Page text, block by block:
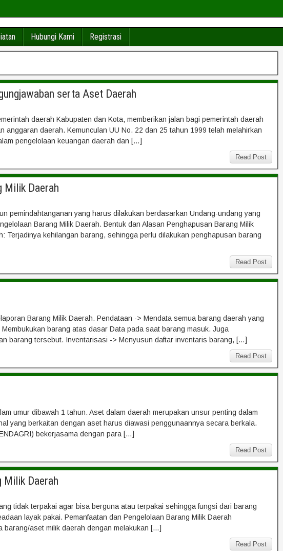
Hubungi Kami Registrasi
serta Aset Daerah
daerah Kabupaten dan Kota, memberikan jalan bagi pemerintah daerah
daerah. Kemunculan UU No. 22 dan 25 tahun 1999 telah melahirkan
pengelolaan keuangan daerah dan […]
Read Post
Milik Daerah
pemindahtanganan yang harus dilakukan berdasarkan Undang-undang yang
Barang Milik Daerah. Bentuk dan Alasan Penghapusan Barang Milik
kehilangan barang, sehingga perlu dilakukan penghapusan barang
Read Post
Barang Milik Daerah. Pendataan -> Mendata semua barang daerah yang
barang atas dasar Data pada saat barang masuk. Juga
barang tersebut. Inventarisasi -> Menyusun daftar inventaris barang, […]
Read Post
umur dibawah 1 tahun. Aset dalam daerah merupakan unsur penting dalam
yang berkaitan dengan aset harus diawasi penggunaannya secara berkala.
bekerjasama dengan para […]
Read Post
Milik Daerah
tidak terpakai agar bisa berguna atau terpakai sehingga fungsi dari barang
layak pakai. Pemanfaatan dan Pengelolaan Barang Milik Daerah
barang/aset milik daerah dengan melakukan […]
Read Post